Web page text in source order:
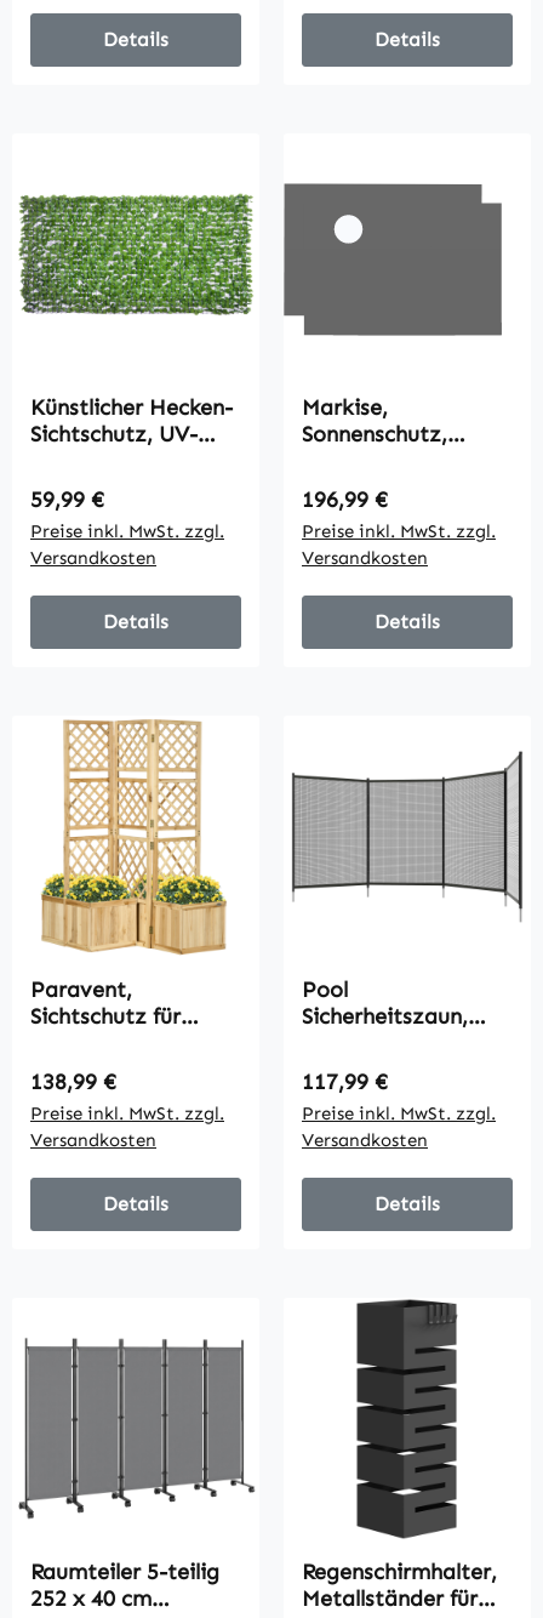
mit Blättern, Hecken
WandKünstliche 300
Details Details
Künstlicher Hecken-
Sichtschutz, UV-
Sichtschutzgitter
mit Blättern,
Hecken-Zaun, 300 x
150 cm, Grün
Regulärer Preis:
59,99 €
Preise inkl. MwSt. zzgl.
Versandkosten
Details
Markise,
Sonnenschutz,
Handkurbel,
Metallrahmen,
Polyester,
blau+weiß, 3,95 x
2,45 x 3,50 m
Regulärer Preis:
196,99 €
Preise inkl. MwSt. zzgl.
Versandkosten
Details
Paravent,
Sichtschutz für
klappbar, 4
Blumenkästen,
Massivholz,
Naturfarbe, 133 x
62 x 165 cm
Regulärer Preis:
138,99 €
Preise inkl. MwSt. zzgl.
Versandkosten
Details
Pool
Sicherheitszaun,
4-teilig,
Aluminium/Texteline
, 365 x 126 cm,
Schwarz
Regulärer Preis:
117,99 €
Preise inkl. MwSt. zzgl.
Versandkosten
Details
Raumteiler 5-teilig
252 x 40 cm
Regenschirmhalter,
Metallständer für